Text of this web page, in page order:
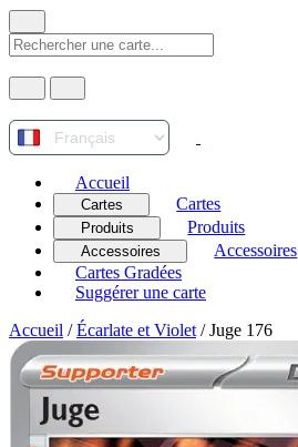
Accueil
Cartes Cartes
Produits Produits
Accessoires
Accessoires
Cartes Gradées
Suggérer une carte
Accueil / Écarlate et Violet / Juge 176